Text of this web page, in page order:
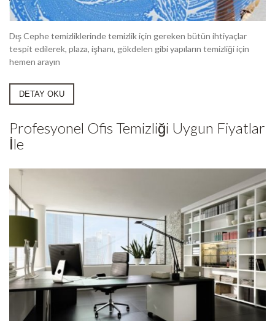
Dış Cephe temizliklerinde temizlik için gereken bütün ihtiyaçlar
tespit edilerek, plaza, işhanı, gökdelen gibi yapıların temizliği için
hemen arayın
DETAY OKU
Profesyonel Ofis Temizliği Uygun Fiyatlar
İle